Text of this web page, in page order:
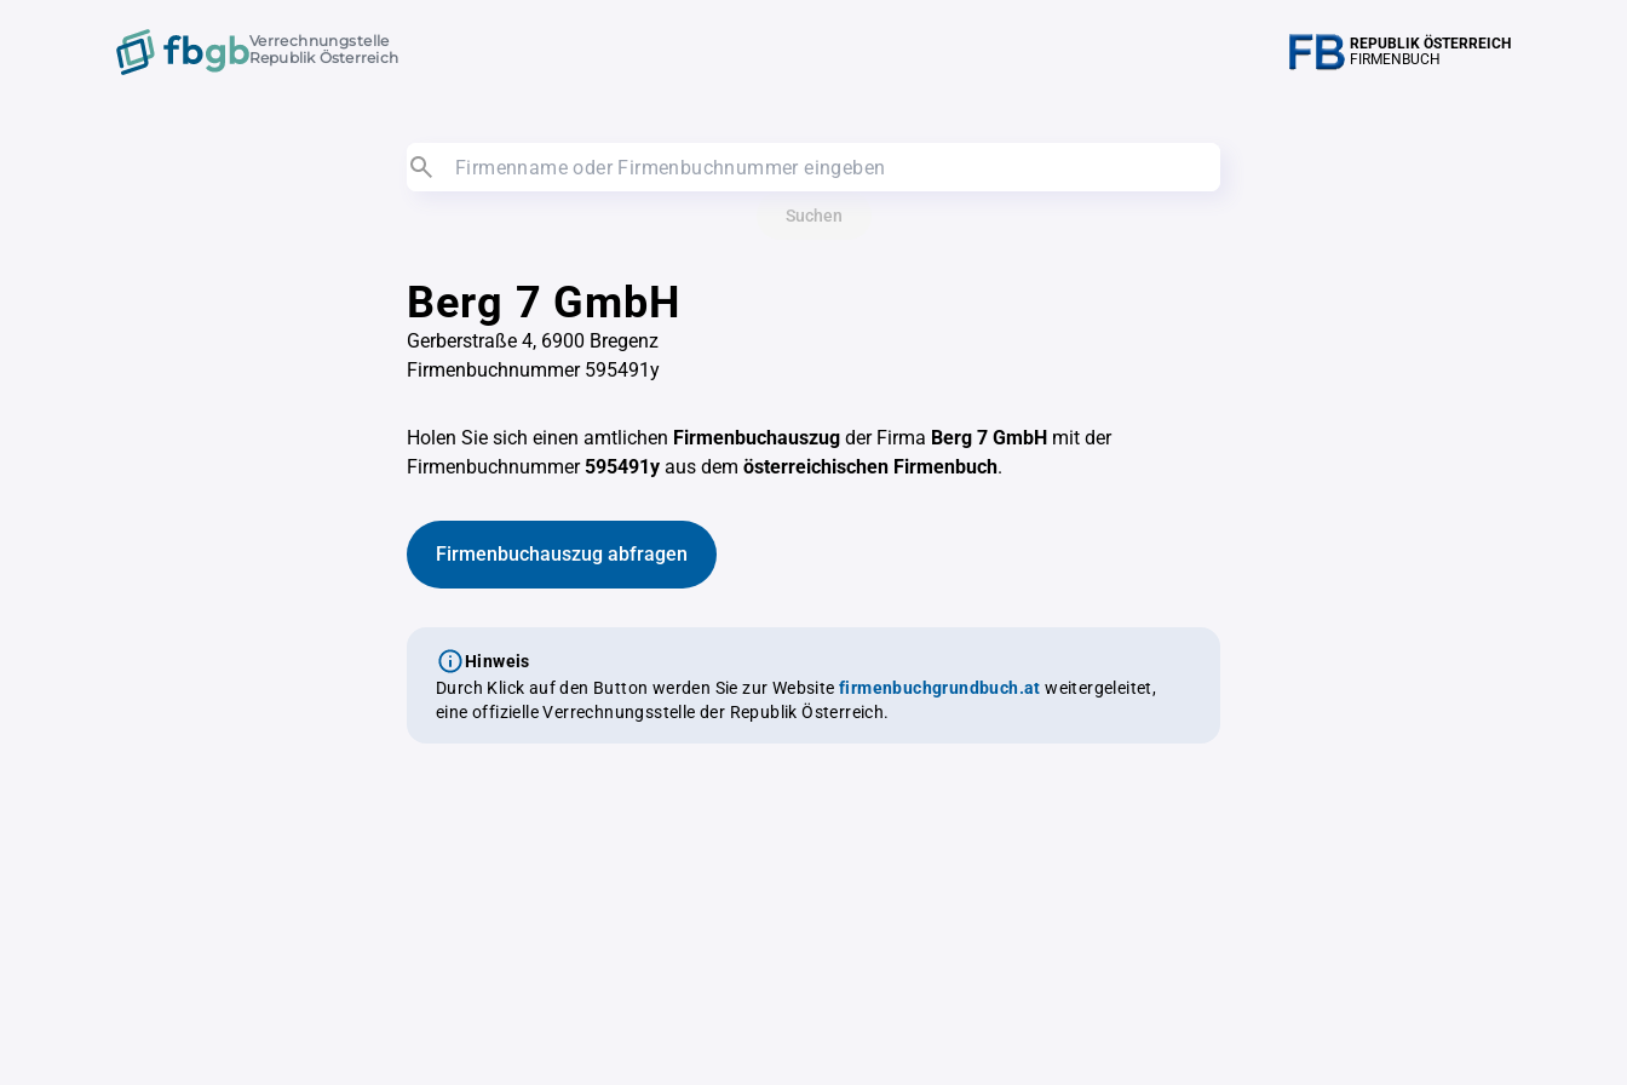
Verrechnungstelle
Republik Österreich
REPUBLIK ÖSTERREICH
FIRMENBUCH
Suchen
Berg 7 GmbH
Gerberstraße 4, 6900 Bregenz
Firmenbuchnummer 595491y
Holen Sie sich einen amtlichen Firmenbuchauszug der Firma Berg 7 GmbH mit der
Firmenbuchnummer595491y aus dem österreichischen Firmenbuch.
Firmenbuchauszug abfragen
Hinweis
Durch Klick auf den Button werden Sie zur Website firmenbuchgrundbuch.at weitergeleitet,
eine offizielle Verrechnungsstelle der Republik Österreich.